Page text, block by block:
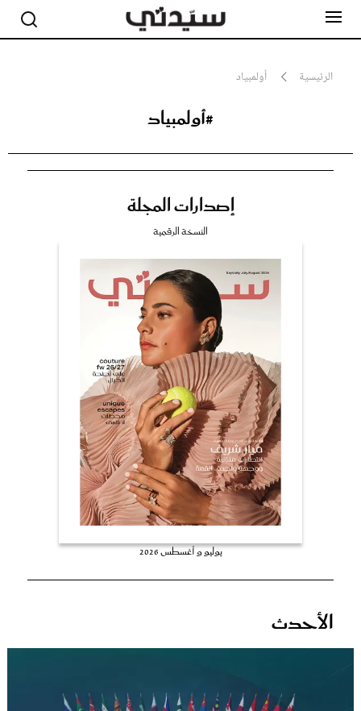
الرئيسية أولمبياد
#أولمبياد
إصدارات المجلة
النسخة الرقمية
يوليو و أغسطس 2026
الأحدث
جمال
صحة ورشاقة
عروس سيدتي
غلاف رفمي